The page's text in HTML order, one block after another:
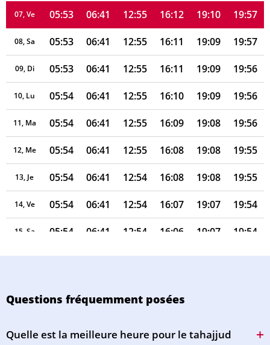
07, Ve 05:53 06:41 12:55 16:12 19:10 19:57
08, Sa 05:53 06:41 12:55 16:11 19:09 19:57
09, Di 05:53 06:41 12:55 16:11 19:09 19:56
10, Lu 05:54 06:41 12:55 16:10 19:09 19:56
11, Ma 05:54 06:41 12:55 16:09 19:08 19:56
12, Me 05:54 06:41 12:55 16:08 19:08 19:55
13, Je 05:54 06:41 12:54 16:08 19:08 19:55
14, Ve 05:54 06:41 12:54 16:07 19:07 19:54
15, Sa 05:54 06:41 12:54 16:06 19:07 19:54
16, Di 05:54 06:41 12:54 16:05 19:06 19:53
19, Me 05:54 06:41 12:53 16:03 19:05
Questions fréquemment posées
Quelle est la meilleure heure pour le tahajjud